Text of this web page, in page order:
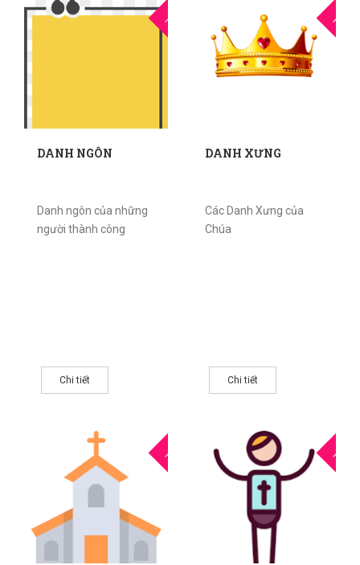
THG5
DANH NGÔN
Danh ngôn của những
người thành công
Chi tiết
THG5
DANH XƯNG
Các Danh Xưng của
Chúa
Chi tiết
THG5 THG5